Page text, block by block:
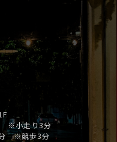
※小走り3分
分 ※競歩3分